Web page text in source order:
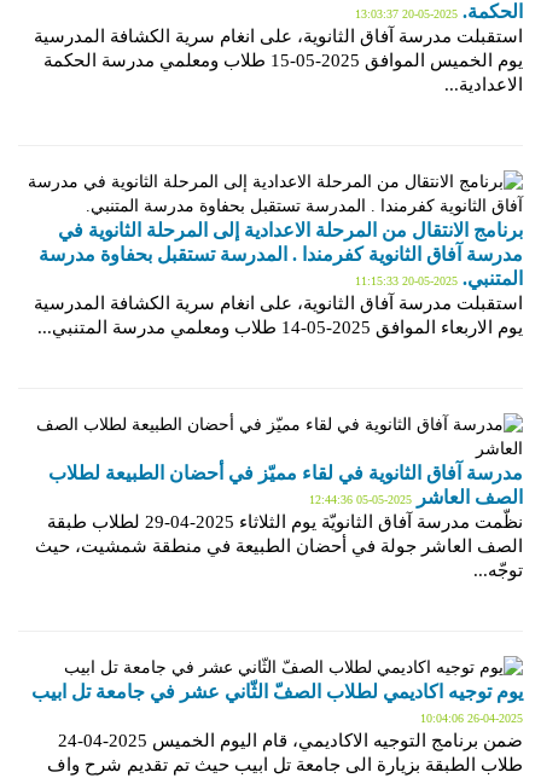
الحكمة. 2025-05-20 13:03:37
استقبلت مدرسة آفاق الثانوية، على انغام سرية الكشافة المدرسية
يوم الخميس الموافق 2025-05-15 طلاب ومعلمي مدرسة الحكمة
الاعدادية...
برنامج الانتقال من المرحلة الاعدادية إلى المرحلة الثانوية في
مدرسة آفاق الثانوية كفرمندا . المدرسة تستقبل بحفاوة مدرسة
المتنبي. 2025-05-20 11:15:33
استقبلت مدرسة آفاق الثانوية، على انغام سرية الكشافة المدرسية
يوم الاربعاء الموافق 2025-05-14 طلاب ومعلمي مدرسة المتنبي...
مدرسة آفاق الثانوية في لقاء مميّز في أحضان الطبيعة لطلاب
الصف العاشر
2025-05-05 12:44:36
نظّمت مدرسة آفاق الثانويّة يوم الثلاثاء 2025-04-29 لطلاب طبقة
الصف العاشر جولة في أحضان الطبيعة في منطقة شمشيت، حيث
توجّه...
يوم توجيه اكاديمي لطلاب الصفّ الثّاني عشر في جامعة تل ابيب
2025-04-26 10:04:06
ضمن برنامج التوجيه الاكاديمي، قام اليوم الخميس 2025-04-24
طلاب الطبقة بزيارة الى جامعة تل ابيب حيث تم تقديم شرح واف